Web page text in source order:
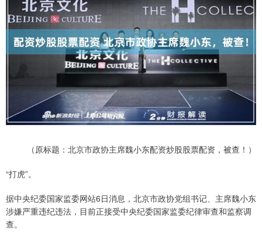
（原标题：北京市政协主席魏小东配资炒股股票配资，被查！）
“打虎”。
据中央纪委国家监委网站6日消息，北京市政协党组书记、主席魏小东
涉嫌严重违纪违法，目前正接受中央纪委国家监委纪律审查和监察调
查。